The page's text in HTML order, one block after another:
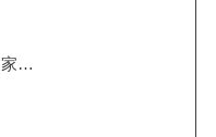
家…